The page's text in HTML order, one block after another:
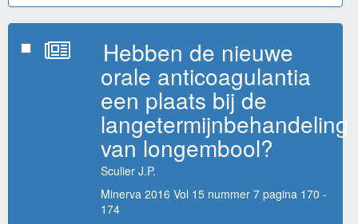
Hebben de nieuwe
orale anticoagulantia
een plaats bij de
langetermijnbehandeling
van longembool?
Sculier J.P.
Minerva 2016 Vol 15 nummer 7 pagina 170 -
174